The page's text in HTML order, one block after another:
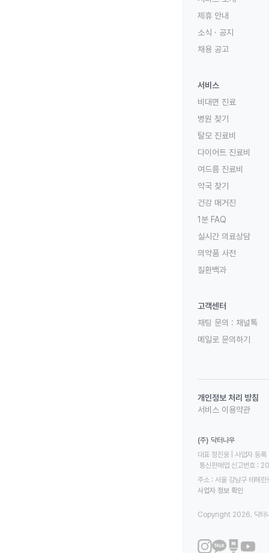
제휴 안내
소식 · 공지
채용 공고
서비스
비대면 진료
병원 찾기
탈모 진료비
다이어트 진료비
여드름 진료비
약국 찾기
건강 매거진
1분 FAQ
실시간 의료상담
의약품 사전
질환백과
고객센터
채팅 문의 : 채널톡
메일로 문의하기
개인정보 처리 방침
서비스 이용약관
(주) 닥터나우
대표 정진웅 | 사업자
통신판매업 신고번호
주소 : 서울 강남구 테헤
사업자 정보 확인
Copyright 2026. 닥터